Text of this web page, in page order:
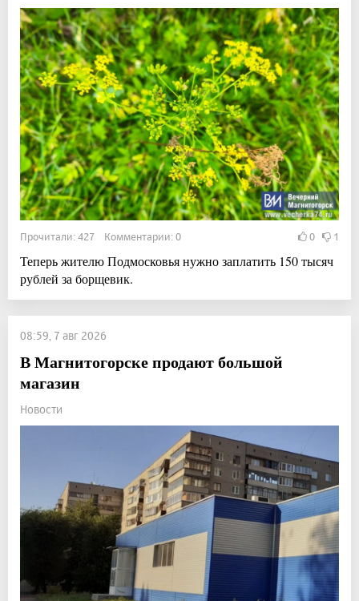
Прочитали: 427 Комментарии: 0 0 1
Теперь жителю Подмосковья нужно заплатить 150 тысяч
рублей за борщевик.
08:59, 7 авг 2026
В Магнитогорске продают большой
магазин
Новости